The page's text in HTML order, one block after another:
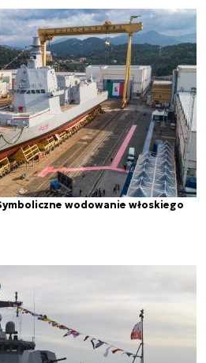
wodowanie włoskiego